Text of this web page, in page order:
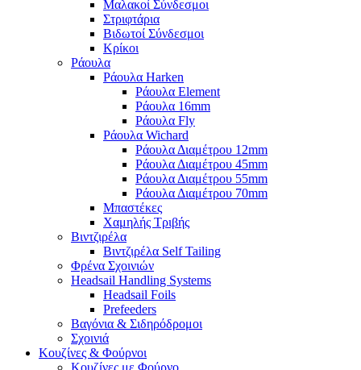
Μαλακοί Σύνδεσμοι
Στριφτάρια
Βιδωτοί Σύνδεσμοι
Κρίκοι
Ράουλα
Ράουλα Harken
Ράουλα Element
Ράουλα 16mm
Ράουλα Fly
Ράουλα Wichard
Ράουλα Διαμέτρου 12mm
Ράουλα Διαμέτρου 45mm
Ράουλα Διαμέτρου 55mm
Ράουλα Διαμέτρου 70mm
Μπαστέκες
Χαμηλής Τριβής
Βιντζιρέλα
Βιντζιρέλα Self Tailing
Φρένα Σχοινιών
Headsail Handling Systems
Headsail Foils
Prefeeders
Βαγόνια & Σιδηρόδρομοι
Σχοινιά
Κουζίνες & Φούρνοι
Κουζίνες με Φούρνο